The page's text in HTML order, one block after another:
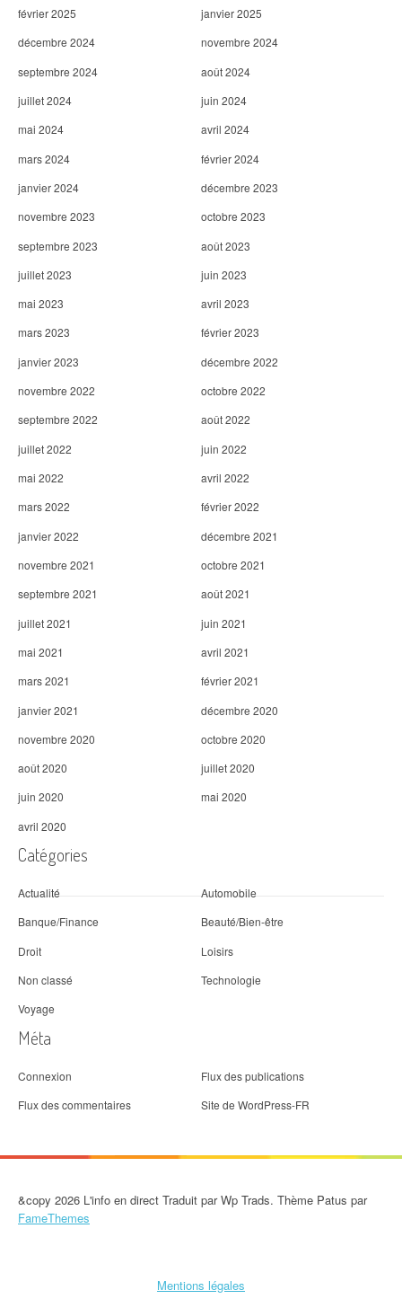
février 2025
janvier 2025
décembre 2024
novembre 2024
septembre 2024
août 2024
juillet 2024
juin 2024
mai 2024
avril 2024
mars 2024
février 2024
janvier 2024
décembre 2023
novembre 2023
octobre 2023
septembre 2023
août 2023
juillet 2023
juin 2023
mai 2023
avril 2023
mars 2023
février 2023
janvier 2023
décembre 2022
novembre 2022
octobre 2022
septembre 2022
août 2022
juillet 2022
juin 2022
mai 2022
avril 2022
mars 2022
février 2022
janvier 2022
décembre 2021
novembre 2021
octobre 2021
septembre 2021
août 2021
juillet 2021
juin 2021
mai 2021
avril 2021
mars 2021
février 2021
janvier 2021
décembre 2020
novembre 2020
octobre 2020
août 2020
juillet 2020
juin 2020
mai 2020
avril 2020
Catégories
Actualité
Automobile
Banque/Finance
Beauté/Bien-être
Droit
Loisirs
Non classé
Technologie
Voyage
Méta
Connexion
Flux des publications
Flux des commentaires
Site de WordPress-FR
&copy 2026 L'info en direct Traduit par Wp Trads. Thème Patus par
FameThemes
Mentions légales